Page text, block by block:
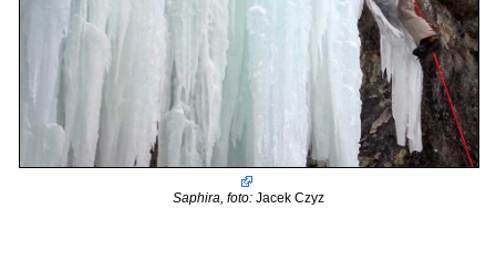
Saphira, foto: Jacek Czyz